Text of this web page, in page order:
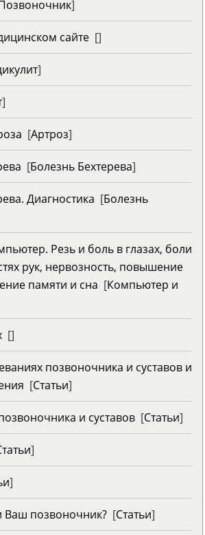
]
сайте []
]
]
[Артроз]
[Болезнь Бехтерева]
Диагностика [Болезнь
Резь и боль в глазах, боли
рук, нервозность, повышение
памяти и сна [Компьютер и
[]
позвоночника и суставов и
[Статьи]
и суставов [Статьи]
]
]
Ваш позвоночник? [Статьи]